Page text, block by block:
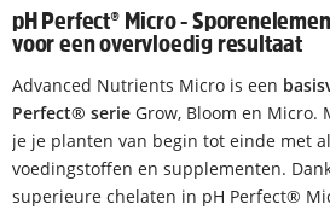
pH Perfect® Micro -
voor een overvloedig resultaat
Advanced Nutrients Micro is een
Perfect® serie Grow, Bloom en
je je planten van begin tot einde met
voedingstoffen en supplementen.
superieure chelaten in pH Perfect®